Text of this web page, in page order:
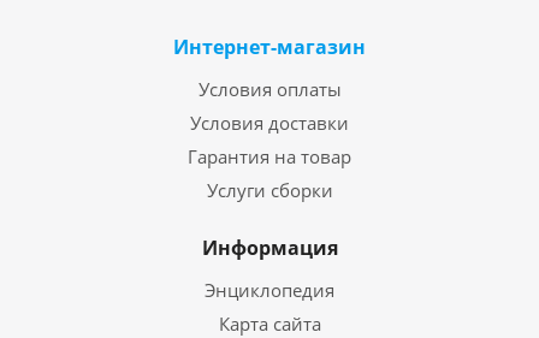
Интернет-магазин
Условия оплаты
Условия доставки
Гарантия на товар
Услуги сборки
Информация
Энциклопедия
Карта сайта